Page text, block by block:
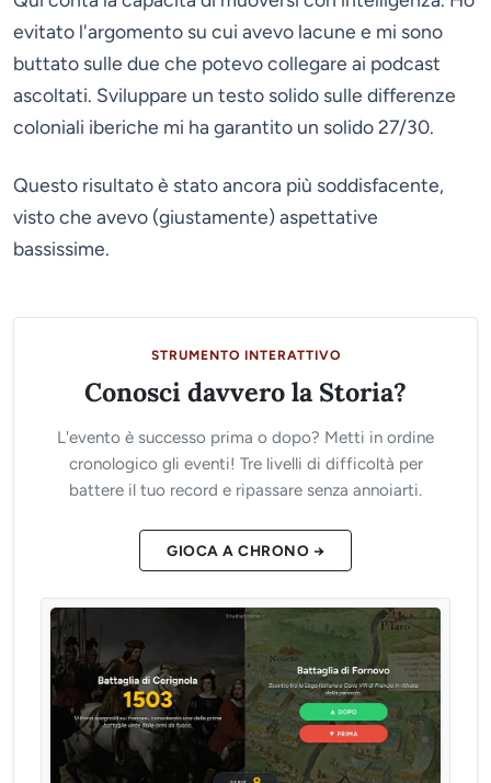
evitato l'argomento su cui avevo lacune e mi sono
buttato sulle due che potevo collegare ai podcast
ascoltati. Sviluppare un testo solido sulle differenze
coloniali iberiche mi ha garantito un solido 27/30.
Questo risultato è stato ancora più soddisfacente,
visto che avevo (giustamente) aspettative
bassissime.
STRUMENTO INTERATTIVO
Conosci davvero la Storia?
L'evento è successo prima o dopo? Metti in ordine
cronologico gli eventi! Tre livelli di difficoltà per
battere il tuo record e ripassare senza annoiarti.
GIOCA A CHRONO →